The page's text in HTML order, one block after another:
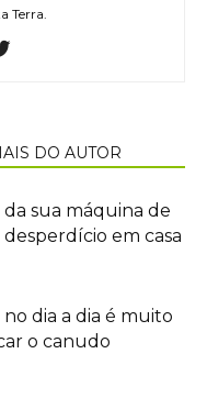
Terra.
DO AUTOR
sua máquina de
em casa
dia a dia é muito
o canudo